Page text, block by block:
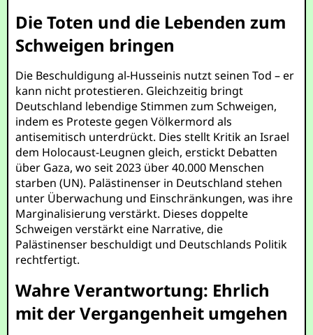
Die Toten und die Lebenden zum
Schweigen bringen
Die Beschuldigung al-Husseinis nutzt seinen Tod – er
kann nicht protestieren. Gleichzeitig bringt
Deutschland lebendige Stimmen zum Schweigen,
indem es Proteste gegen Völkermord als
antisemitisch unterdrückt. Dies stellt Kritik an Israel
dem Holocaust-Leugnen gleich, erstickt Debatten
über Gaza, wo seit 2023 über 40.000 Menschen
starben (UN). Palästinenser in Deutschland stehen
unter Überwachung und Einschränkungen, was ihre
Marginalisierung verstärkt. Dieses doppelte
Schweigen verstärkt eine Narrative, die
Palästinenser beschuldigt und Deutschlands Politik
rechtfertigt.
Wahre Verantwortung: Ehrlich
mit der Vergangenheit umgehen